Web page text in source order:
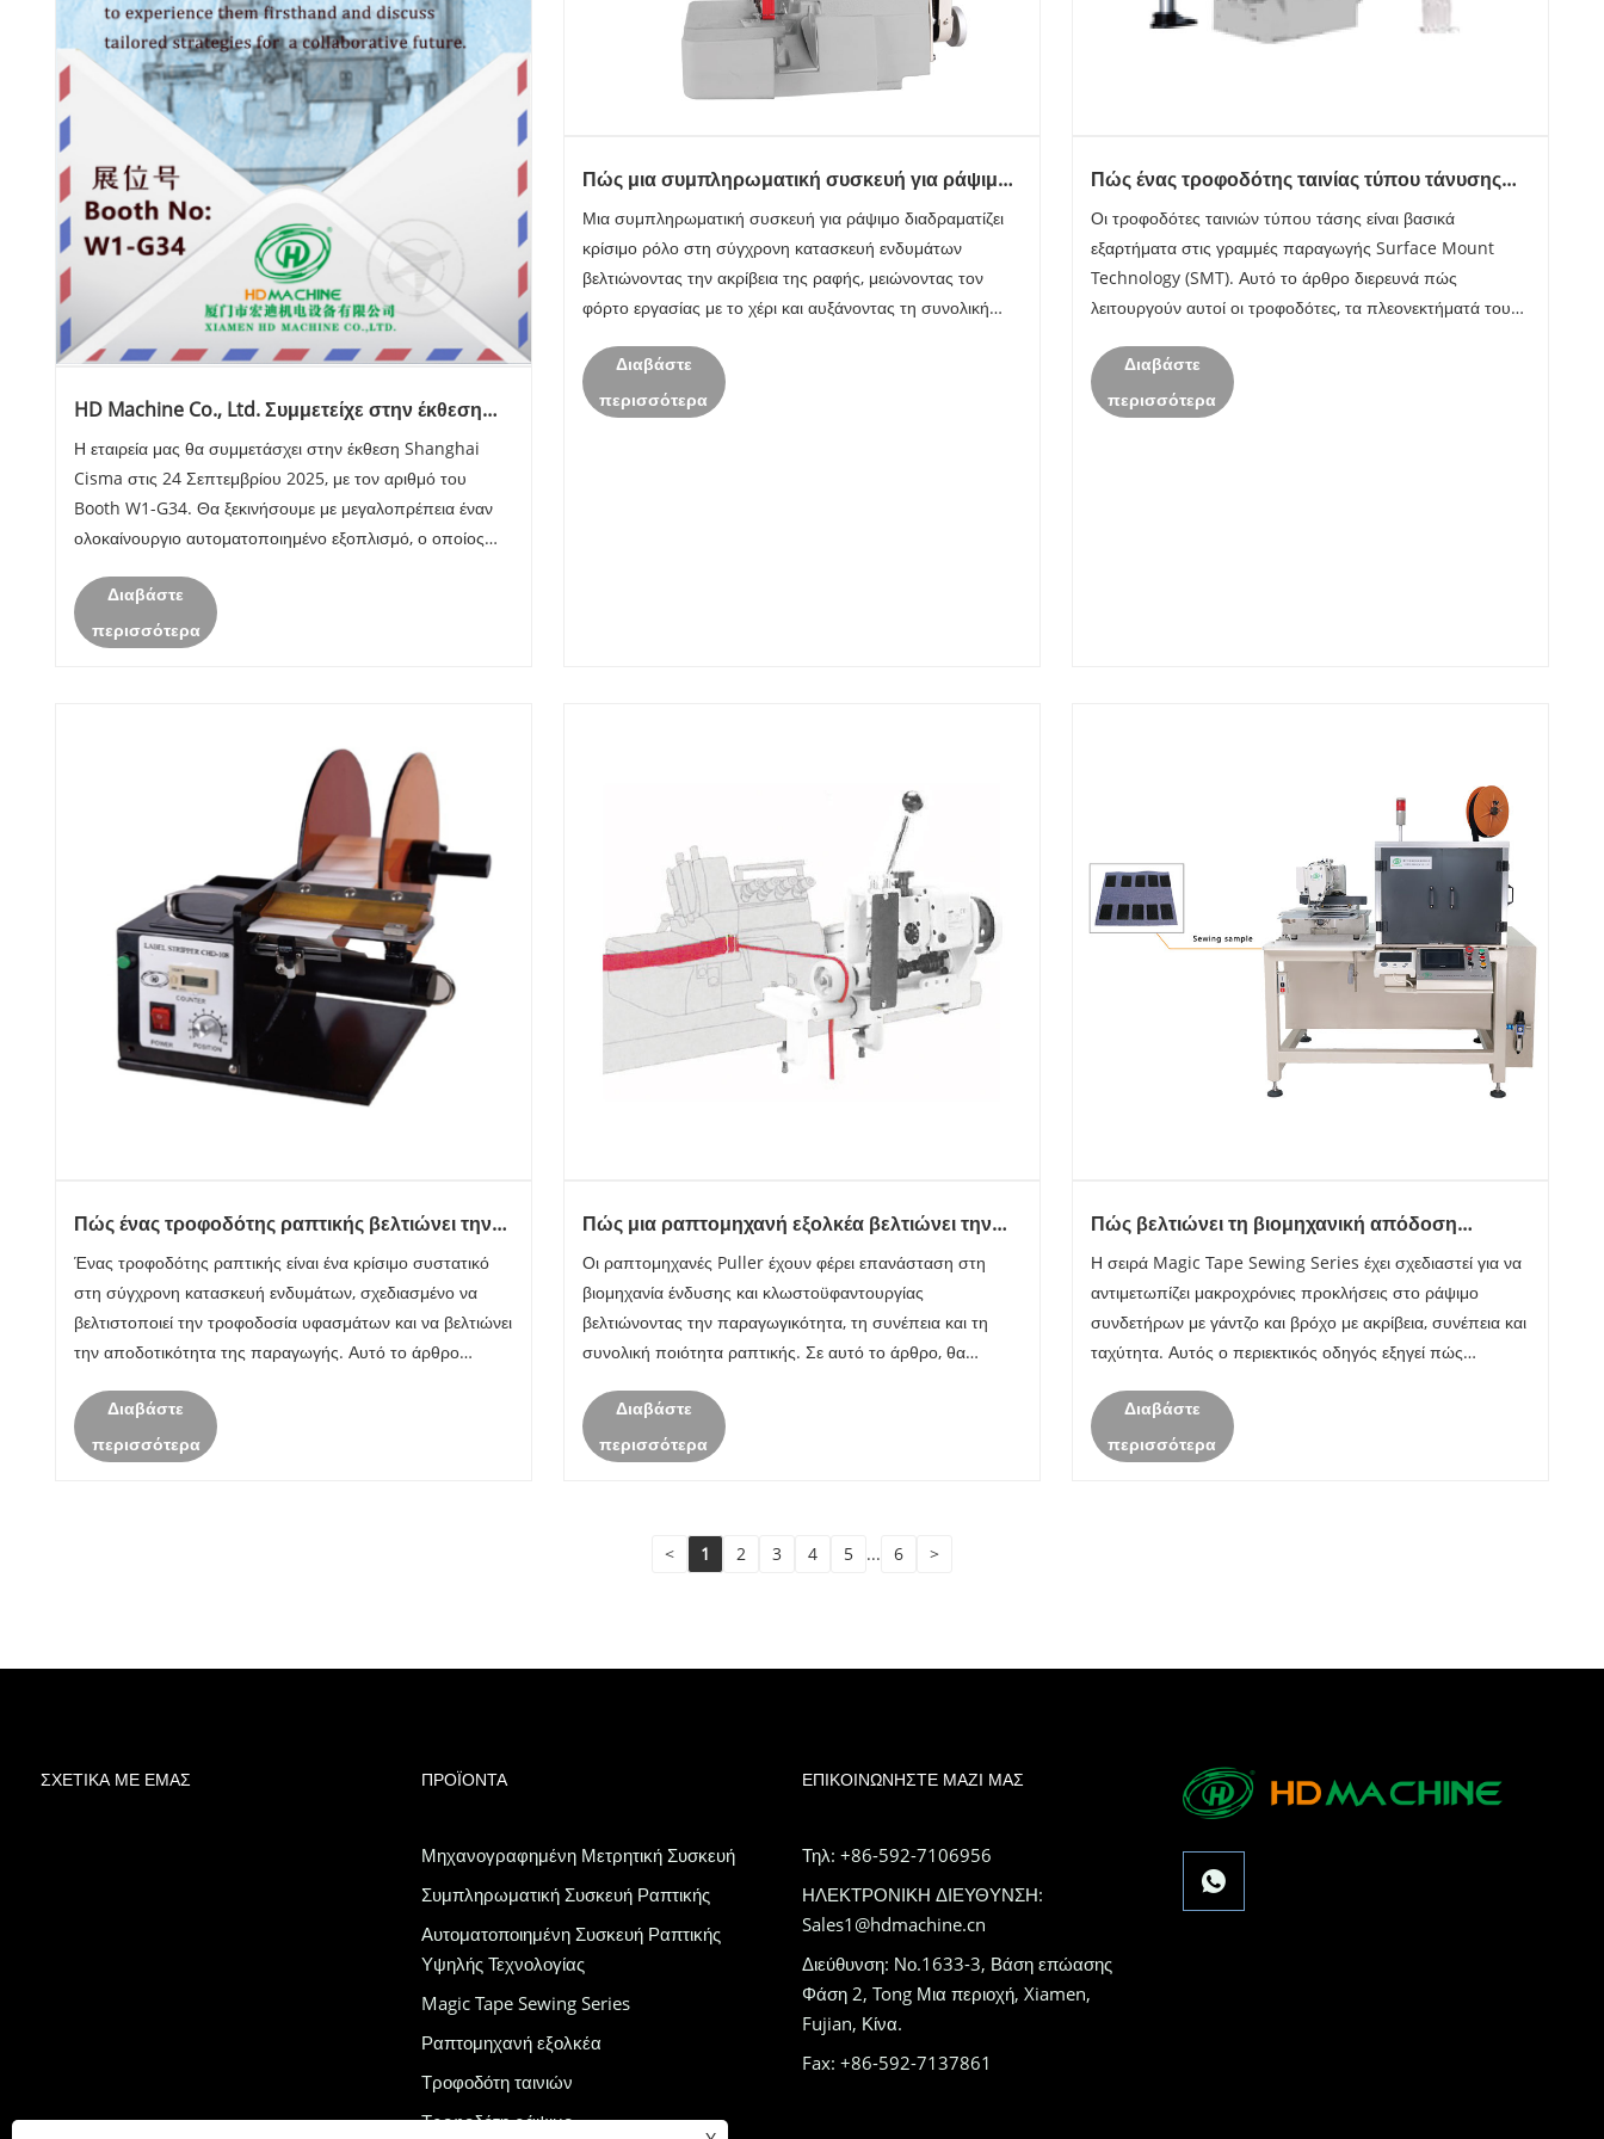
HD Machine Co., Ltd. Συμμετείχε στην έκθεση
Η εταιρεία μας θα συμμετάσχει στην έκθεση Shanghai
Cisma στις 24 Σεπτεμβρίου 2025, με τον αριθμό του
Booth W1-G34. Θα ξεκινήσουμε με μεγαλοπρέπεια έναν
ολοκαίνουργιο αυτοματοποιημένο εξοπλισμό, ο οποίος
παραγωγής.
Διαβάστε
περισσότερα
Πώς μια συμπληρωματική συσκευή για ράψιμο
Μια συμπληρωματική συσκευή για ράψιμο διαδραματίζει
κρίσιμο ρόλο στη σύγχρονη κατασκευή ενδυμάτων
βελτιώνοντας την ακρίβεια της ραφής, μειώνοντας τον
φόρτο εργασίας με το χέρι και αυξάνοντας τη συνολική
πιο ανταγωνιστική και βασίζεται στην προσαρμογή......
Διαβάστε
περισσότερα
Πώς ένας τροφοδότης ταινίας τύπου τάνυσης
Οι τροφοδότες ταινιών τύπου τάσης είναι βασικά
εξαρτήματα στις γραμμές παραγωγής Surface Mount
Technology (SMT). Αυτό το άρθρο διερευνά πώς
λειτουργούν αυτοί οι τροφοδότες, τα πλεονεκτήματά τους,
της απόδοσης. Οι κατασκευαστές που θέλουν να
βελτισ......
Διαβάστε
περισσότερα
Πώς ένας τροφοδότης ραπτικής βελτιώνει την
Ένας τροφοδότης ραπτικής είναι ένα κρίσιμο συστατικό
στη σύγχρονη κατασκευή ενδυμάτων, σχεδιασμένο να
βελτιστοποιεί την τροφοδοσία υφασμάτων και να βελτιώνει
την αποδοτικότητα της παραγωγής. Αυτό το άρθρο
πλεονεκτήματα και τις συμβουλές συντήρησης για του......
Διαβάστε
περισσότερα
Πώς μια ραπτομηχανή εξολκέα βελτιώνει την
Οι ραπτομηχανές Puller έχουν φέρει επανάσταση στη
βιομηχανία ένδυσης και κλωστοϋφαντουργίας
βελτιώνοντας την παραγωγικότητα, τη συνέπεια και τη
συνολική ποιότητα ραπτικής. Σε αυτό το άρθρο, θα
ραπτομηχανών εξολκέα, τα πλεονεκτήματά τους, τις κοινές
προκλήσε......
Διαβάστε
περισσότερα
Πώς βελτιώνει τη βιομηχανική απόδοση
Η σειρά Magic Tape Sewing Series έχει σχεδιαστεί για να
αντιμετωπίζει μακροχρόνιες προκλήσεις στο ράψιμο
συνδετήρων με γάντζο και βρόχο με ακρίβεια, συνέπεια και
ταχύτητα. Αυτός ο περιεκτικός οδηγός εξηγεί πώς
προβλήματα που επιλύει σε πραγματικά περιβ......
Διαβάστε
περισσότερα
< 1 2 3 4 5 ... 6 >
ΣΧΕΤΙΚΆ ΜΕ ΕΜΆΣ ΠΡΟΪΌΝΤΑ
Μηχανογραφημένη Μετρητική Συσκευή
Συμπληρωματική Συσκευή Ραπτικής
Αυτοματοποιημένη Συσκευή Ραπτικής
Υψηλής Τεχνολογίας
Magic Tape Sewing Series
Ραπτομηχανή εξολκέα
Τροφοδότη ταινιών
Τροφοδότη ράψιμο
ΕΠΙΚΟΙΝΩΝΉΣΤΕ ΜΑΖΊ ΜΑΣ
Τηλ: +86-592-7106956
ΗΛΕΚΤΡΟΝΙΚΗ ΔΙΕΥΘΥΝΣΗ:
Sales1@hdmachine.cn
Διεύθυνση: Νο.1633-3, Βάση επώασης
Φάση 2, Tong Μια περιοχή, Xiamen,
Fujian, Κίνα.
Fax: +86-592-7137861